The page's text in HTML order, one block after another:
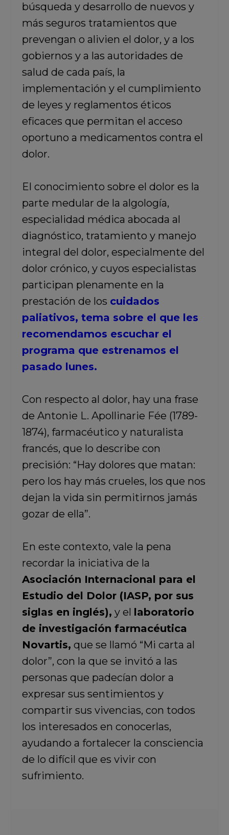
búsqueda y desarrollo de nuevos y
más seguros tratamientos que
prevengan o alivien el dolor, y a los
gobiernos y a las autoridades de
salud de cada país, la
implementación y el cumplimiento
de leyes y reglamentos éticos
eficaces que permitan el acceso
oportuno a medicamentos contra el
dolor.
El conocimiento sobre el dolor es la
parte medular de la algología,
especialidad médica abocada al
diagnóstico, tratamiento y manejo
integral del dolor, especialmente del
dolor crónico, y cuyos especialistas
participan plenamente en la
prestación de los cuidados
paliativos, tema sobre el que les
recomendamos escuchar el
programa que estrenamos el
pasado lunes.
Con respecto al dolor, hay una frase
de Antonie L. Apollinarie Fée (1789-
1874), farmacéutico y naturalista
francés, que lo describe con
precisión: “Hay dolores que matan:
pero los hay más crueles, los que nos
dejan la vida sin permitirnos jamás
gozar de ella”.
En este contexto, vale la pena
recordar la iniciativa de la
Asociación Internacional para el
Estudio del Dolor (IASP, por sus
siglas en inglés), y el laboratorio
de investigación farmacéutica
Novartis, que se llamó “Mi carta al
dolor”, con la que se invitó a las
personas que padecían dolor a
expresar sus sentimientos y
compartir sus vivencias, con todos
los interesados en conocerlas,
ayudando a fortalecer la consciencia
de lo difícil que es vivir con
sufrimiento.